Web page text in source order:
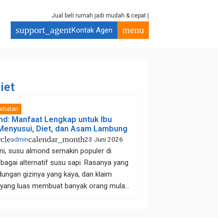
Jua be i ruma h jadi mud a h & cepat.
support_agentKontak Agen menu
Manfaat Lengkap untuk Ibu
Diet, dan Asam Lambung
admincalendar_month23 Juni 2026
susu almond semakin populer di
alternatif susu sapi. Rasanya yang
gizinya yang kaya, dan klaim
luas membuat banyak orang mulai